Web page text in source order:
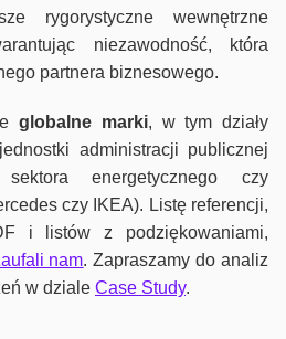
rygorystyczne wewnętrzne
niezawodność, która
partnera biznesowego.
globalne marki, w tym działy
administracji publicznej
energetycznego czy
czy IKEA). Listę referencji,
i listów z podziękowaniami,
nam. Zapraszamy do analiz
w dziale Case Study.